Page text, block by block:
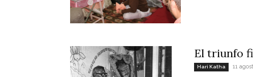
El triunfo
Hari Katha 11